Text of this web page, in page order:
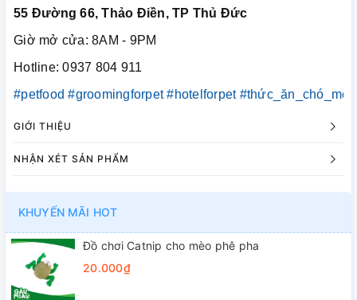
55 Đường 66, Thảo Điền, TP Thủ Đức
Giờ mở cửa: 8AM - 9PM
Hotline: 0937 804 911
#petfood #groomingforpet #hotelforpet #thức_ăn_chó_mèo
GIỚI THIỆU
NHẬN XÉT SẢN PHẨM
KHUYẾN MÃI HOT
Đồ chơi Catnip cho mèo phê pha
20.000₫